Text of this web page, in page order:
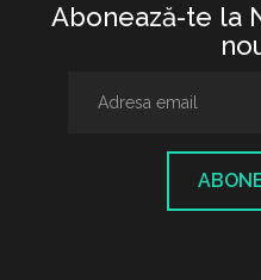
Abonează-te la